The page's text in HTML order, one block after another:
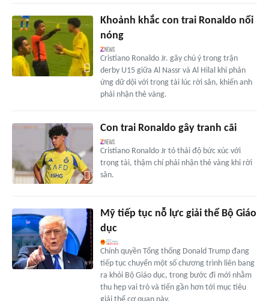
Khoảnh khắc con trai Ronaldo nổi
nóng
Cristiano Ronaldo Jr. gây chú ý trong trận
derby U15 giữa Al Nassr và Al Hilal khi phản
ứng dữ dội với trọng tài lúc rời sân, khiến anh
phải nhận thẻ vàng.
Con trai Ronaldo gây tranh cãi
Cristiano Ronaldo Jr tỏ thái độ bức xúc với
trọng tài, thậm chí phải nhận thẻ vàng khi rời
sân.
Mỹ tiếp tục nỗ lực giải thể Bộ Giáo
dục
Chính quyền Tổng thống Donald Trump đang
tiếp tục chuyển một số chương trình liên bang
ra khỏi Bộ Giáo dục, trong bước đi mới nhằm
thu hẹp vai trò và tiến gần hơn tới mục tiêu